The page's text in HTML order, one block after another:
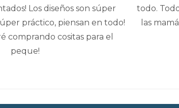
Los diseños son súper
práctico, piensan en todo!
comprando cositas para el
peque!
todo.
las